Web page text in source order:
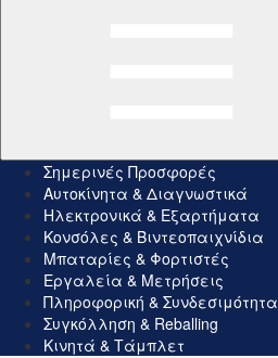
Σημερινές Προσφορές
Αυτοκίνητα & Διαγνωστικά
Ηλεκτρονικά & Εξαρτήματα
Κονσόλες & Βιντεοπαιχνίδια
Μπαταρίες & Φορτιστές
Εργαλεία & Μετρήσεις
Πληροφορική & Συνδεσιμότητα
Συγκόλληση & Reballing
Κινητά & Τάμπλετ